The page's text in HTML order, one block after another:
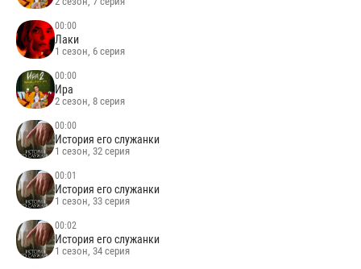
00:00
Лаки
1 сезон, 6 серия
00:00
Ира
2 сезон, 8 серия
00:00
История его служанки
1 сезон, 32 серия
00:01
История его служанки
1 сезон, 33 серия
00:02
История его служанки
1 сезон, 34 серия